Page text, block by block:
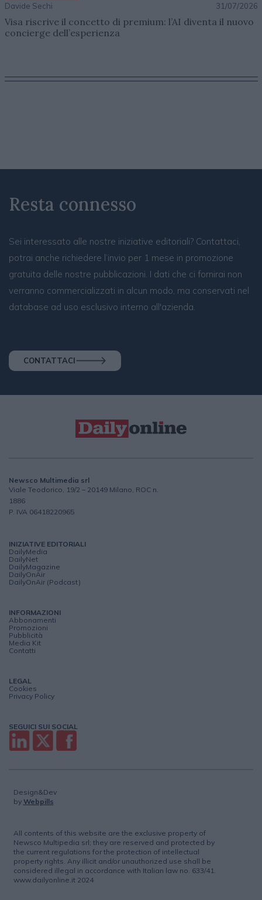
Davide Sechi 31/07/2026
Visa riscrive il concetto di premium: l’AI diventa il nuovo
concierge dell’esperienza
Resta connesso
Sei interessato alle nostre iniziative editoriali? Contattaci,
potrai anche richiedere l’invio per 1 mese in promozione
gratuita delle nostre pubblicazioni. I dati che ci fornirai non
verranno commercializzati in alcun modo, ma conservati nel
database ad uso esclusivo interno all'azienda.
CONTATTACI
Newsco Multimedia srl
Viale Teodorico, 19/2 – 20149 Milano, ROC n.
1886
P. IVA 06418220965
INIZIATIVE EDITORIALI
DailyMedia
DailyNet
DailyMagazine
DailyOnAir
DailyOnAir (Podcast)
INFORMAZIONI
Abbonamenti
Promozioni
Pubblicità
Media Kit
Contatti
LEGAL
Cookies
Privacy Policy
SEGUICI SUI SOCIAL
Design&Dev
by Webpills
All contents of this website are the exclusive property of
Newsco Multipedia srl; they are reserved and protected by
the current regulations for the protection of intellectual
property rights. Any illicit and/or unauthorized use shall be
considered illegal in accordance with Italian law no. 633/41.
www.dailyonline.it 2024